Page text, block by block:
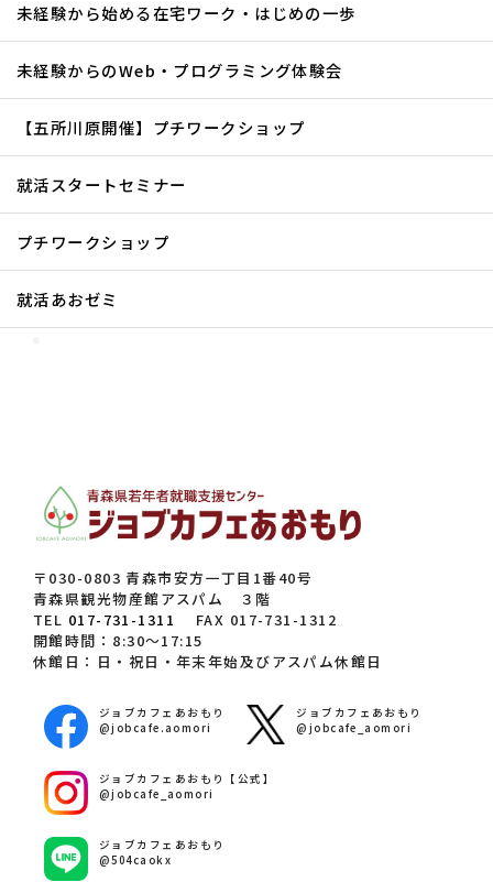
未経験から始める在宅ワーク・はじめの一歩
未経験からのWeb・プログラミング体験会
【五所川原開催】プチワークショップ
就活スタートセミナー
プチワークショップ
就活あおゼミ
〒030-0803 青森市安方一丁目1番40号
青森県観光物産館アスパム ３階
TEL 017-731-1311
FAX 017-731-1312
開館時間：8:30～17:15
休館日：日・祝日・年末年始及びアスパム休館日
ジョブカフェあおもり
@jobcafe.aomori
ジョブカフェあおもり
@jobcafe_aomori
ジョブカフェあおもり【公式】
@jobcafe_aomori
ジョブカフェあおもり
@504caokx